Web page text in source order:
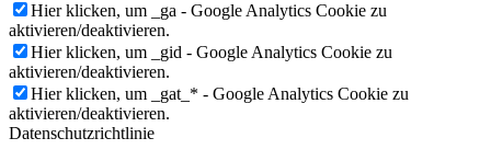
Hier klicken, um _ga - Google Analytics Cookie zu
aktivieren/deaktivieren.
Hier klicken, um _gid - Google Analytics Cookie zu
aktivieren/deaktivieren.
Hier klicken, um _gat_* - Google Analytics Cookie zu
aktivieren/deaktivieren.
Datenschutzrichtlinie